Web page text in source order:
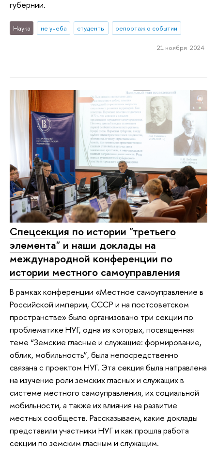
губернии.
Наука не учеба студенты репортаж о событии
21 ноября 2024
Спецсекция по истории "третьего
элемента" и наши доклады на
международной конференции по
истории местного самоуправления
В рамках конференции «Местное самоуправление в
Российской империи, СССР и на постсоветском
пространстве» было организовано три секции по
проблематике НУГ, одна из которых, посвященная
теме “Земские гласные и служащие: формирование,
облик, мобильность”, была непосредственно
связана с проектом НУГ. Эта секция была направлена
на изучение роли земских гласных и служащих в
системе местного самоуправления, их социальной
мобильности, а также их влияния на развитие
местных сообществ. Рассказываем, какие доклады
представили участники НУГ и как прошла работа
секции по земским гласным и служащим.